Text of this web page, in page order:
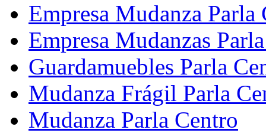
Empresa Mudanza Parla
Empresa Mudanzas
Guardamuebles Parla
Mudanza Frágil Parla
Mudanza Parla Centro